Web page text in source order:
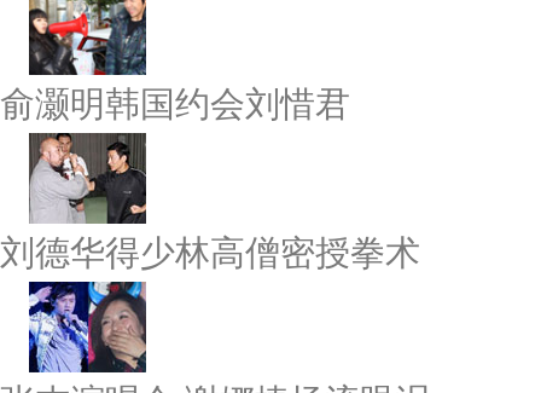
俞灏明韩国约会刘惜君
刘德华得少林高僧密授拳术